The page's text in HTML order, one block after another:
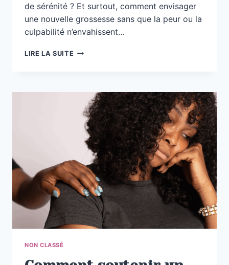
de sérénité ? Et surtout, comment envisager
une nouvelle grossesse sans que la peur ou la
culpabilité n’envahissent…
LIRE LA SUITE LAKANSYÈL
VIE
APRÈS
UN
DEUIL
PÉRINATAL
NON CLASSÉ